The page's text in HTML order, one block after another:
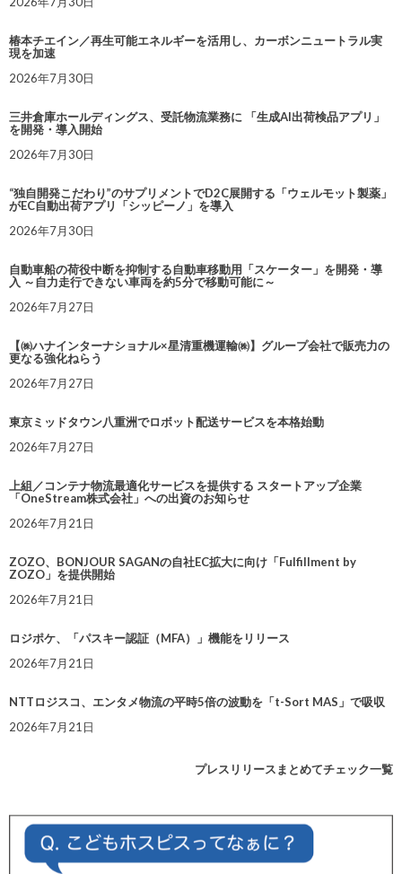
椿本チエイン／再生可能エネルギーを活用し、カーボンニュートラル実
現を加速
2026年7月30日
三井倉庫ホールディングス、受託物流業務に 「生成AI出荷検品アプリ」
を開発・導入開始
2026年7月30日
“独自開発こだわり”のサプリメントでD2C展開する「ウェルモット製薬」
がEC自動出荷アプリ「シッピーノ」を導入
2026年7月30日
自動車船の荷役中断を抑制する自動車移動用「スケーター」を開発・導
入 ～自力走行できない車両を約5分で移動可能に～
2026年7月27日
【㈱ハナインターナショナル×星清重機運輸㈱】グループ会社で販売力の
更なる強化ねらう
2026年7月27日
東京ミッドタウン八重洲でロボット配送サービスを本格始動
2026年7月27日
上組／コンテナ物流最適化サービスを提供する スタートアップ企業
「OneStream株式会社」への出資のお知らせ
2026年7月21日
ZOZO、BONJOUR SAGANの自社EC拡大に向け「Fulfillment by
ZOZO」を提供開始
2026年7月21日
ロジポケ、「パスキー認証（MFA）」機能をリリース
2026年7月21日
NTTロジスコ、エンタメ物流の平時5倍の波動を「t-Sort MAS」で吸収
2026年7月21日
プレスリリースまとめてチェック一覧